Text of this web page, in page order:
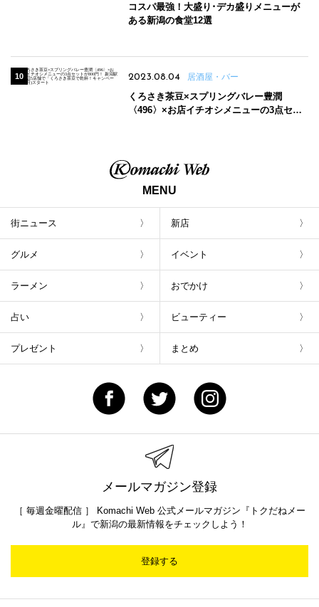
コスパ最強！大盛り･デカ盛りメニューが
ある新潟の食堂12選
2023.08.04 居酒屋・バー
くろさき茶豆×スプリングバレー豊潤
〈496〉×お店イチオシメニューの3点セッ
MENU
街ニュース 新店
グルメ イベント
ラーメン おでかけ
占い ビューティー
プレゼント まとめ
メールマガジン登録
［ 毎週金曜配信 ］ Komachi Web 公式メールマガジン『トクだねメー
ル』で新潟の最新情報をチェックしよう！
登録する